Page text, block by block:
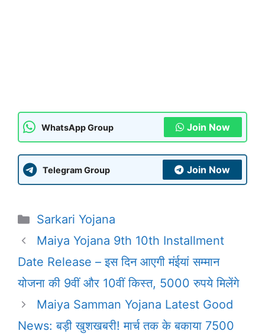
WhatsApp Group Join Now
Telegram Group Join Now
Categories
Sarkari Yojana
Maiya Yojana 9th 10th Installment
Date Release – इस दिन आएगी मंईयां सम्मान
योजना की 9वीं और 10वीं किस्त, 5000 रुपये मिलेंगे
Maiya Samman Yojana Latest Good
News: बड़ी खुशखबरी! मार्च तक के बकाया 7500